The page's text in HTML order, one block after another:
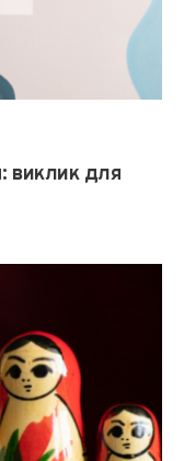
виклик для